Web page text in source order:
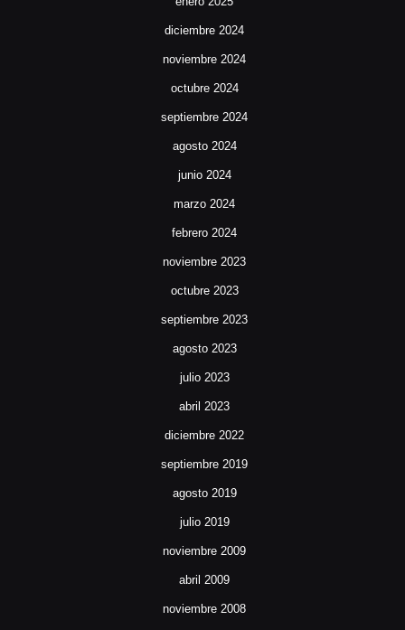
diciembre 2024
noviembre 2024
octubre 2024
septiembre 2024
agosto 2024
junio 2024
marzo 2024
febrero 2024
noviembre 2023
octubre 2023
septiembre 2023
agosto 2023
julio 2023
abril 2023
diciembre 2022
septiembre 2019
agosto 2019
julio 2019
noviembre 2009
abril 2009
noviembre 2008